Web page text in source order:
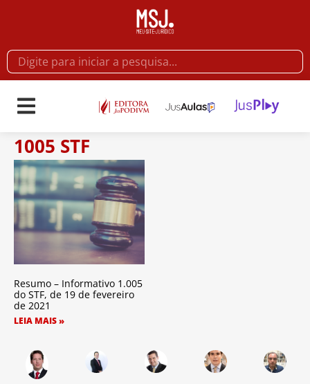
1005 STF
Resumo – Informativo 1.005
do STF, de 19 de fevereiro
de 2021
LEIA MAIS »